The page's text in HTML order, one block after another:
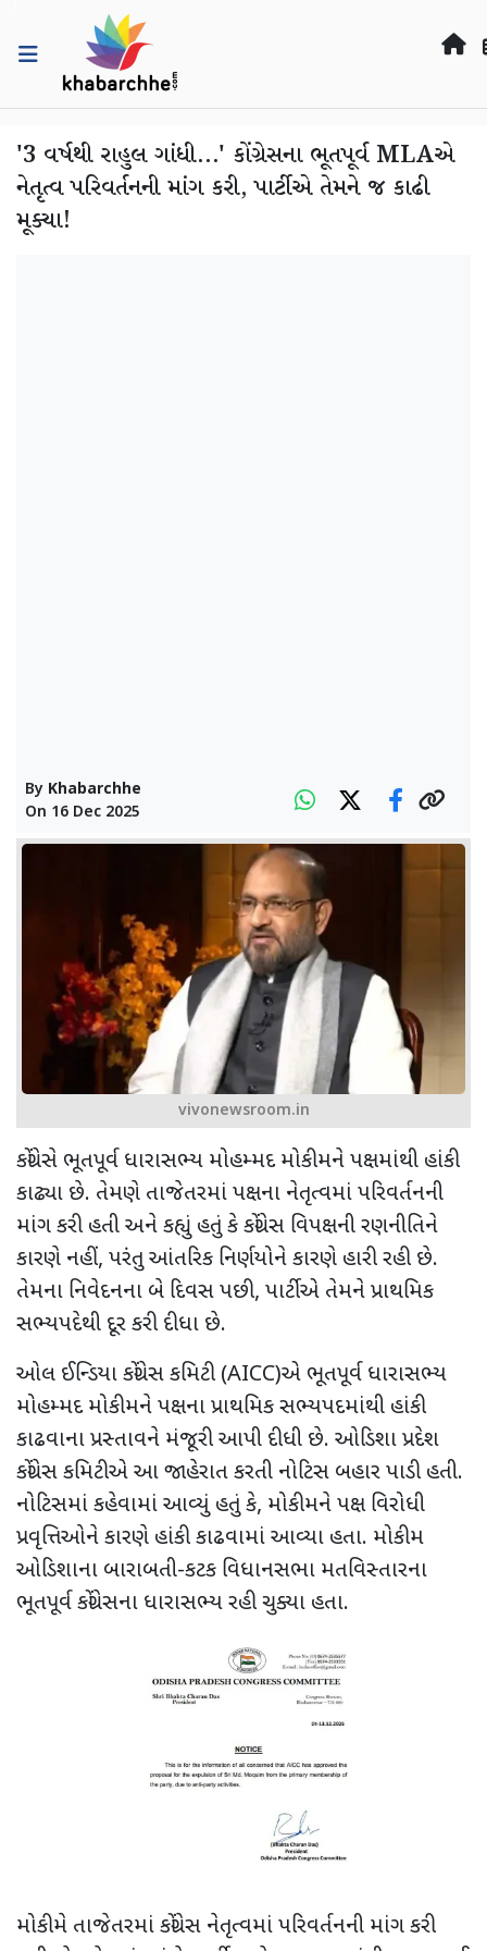
'3 વર્ષથી રાહુલ ગાંધી...' કોંગ્રેસના ભૂતપૂર્વ MLAએ
નેતૃત્વ પરિવર્તનની માંગ કરી, પાર્ટીએ તેમને જ કાઢી
મૂક્યા!
By Khabarchhe
On 16 Dec 2025
vivonewsroom.in
કોંગ્રેસે ભૂતપૂર્વ ધારાસભ્ય મોહમ્મદ મોકીમને પક્ષમાંથી હાંકી
કાઢ્યા છે. તેમણે તાજેતરમાં પક્ષના નેતૃત્વમાં પરિવર્તનની
માંગ કરી હતી અને કહ્યું હતું કે કોંગ્રેસ વિપક્ષની રણનીતિને
કારણે નહીં, પરંતુ આંતરિક નિર્ણયોને કારણે હારી રહી છે.
તેમના નિવેદનના બે દિવસ પછી, પાર્ટીએ તેમને પ્રાથમિક
સભ્યપદેથી દૂર કરી દીધા છે.
ઓલ ઈન્ડિયા કોંગ્રેસ કમિટી (AICC)એ ભૂતપૂર્વ ધારાસભ્ય
મોહમ્મદ મોકીમને પક્ષના પ્રાથમિક સભ્યપદમાંથી હાંકી
કાઢવાના પ્રસ્તાવને મંજૂરી આપી દીધી છે. ઓડિશા પ્રદેશ
કોંગ્રેસ કમિટીએ આ જાહેરાત કરતી નોટિસ બહાર પાડી હતી.
નોટિસમાં કહેવામાં આવ્યું હતું કે, મોકીમને પક્ષ વિરોધી
પ્રવૃત્તિઓને કારણે હાંકી કાઢવામાં આવ્યા હતા. મોકીમ
ઓડિશાના બારાબતી-કટક વિધાનસભા મતવિસ્તારના
ભૂતપૂર્વ કોંગ્રેસના ધારાસભ્ય રહી ચુક્યા હતા.
મોકીમે તાજેતરમાં કોંગ્રેસ નેતૃત્વમાં પરિવર્તનની માંગ કરી